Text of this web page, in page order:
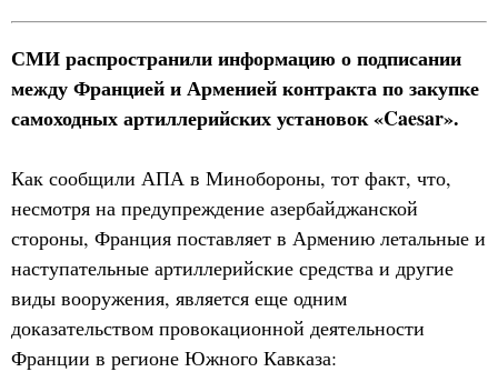
СМИ распространили информацию о подписании
между Францией и Арменией контракта по закупке
самоходных артиллерийских установок «Caesar».
Как сообщили АПА в Минобороны, тот факт, что,
несмотря на предупреждение азербайджанской
стороны, Франция поставляет в Армению летальные и
наступательные артиллерийские средства и другие
виды вооружения, является еще одним
доказательством провокационной деятельности
Франции в регионе Южного Кавказа: